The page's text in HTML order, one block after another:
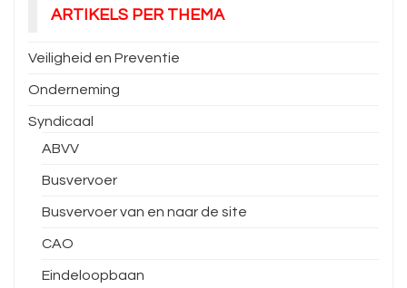
ARTIKELS PER THEMA
Veiligheid en Preventie
Onderneming
Syndicaal
ABVV
Busvervoer
Busvervoer van en naar de site
CAO
Eindeloopbaan